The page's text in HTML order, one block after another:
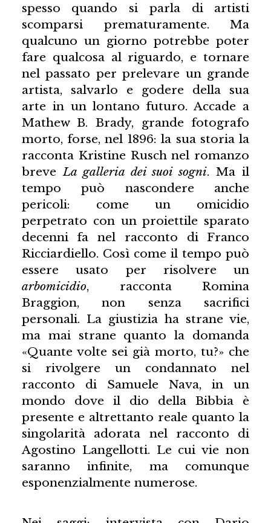
spesso quando si parla di artisti
scomparsi prematuramente. Ma
qualcuno un giorno potrebbe poter
fare qualcosa al riguardo, e tornare
nel passato per prelevare un grande
artista, salvarlo e godere della sua
arte in un lontano futuro. Accade a
Mathew B. Brady, grande fotografo
morto, forse, nel 1896: la sua storia la
racconta Kristine Rusch nel romanzo
breveLa galleria dei suoi sogni. Ma il
tempo può nascondere anche
pericoli: come un omicidio
perpetrato con un proiettile sparato
decenni fa nel racconto di Franco
Ricciardiello. Così come il tempo può
essere usato per risolvere un
arbomicidio, racconta Romina
Braggion, non senza sacrifici
personali. La giustizia ha strane vie,
ma mai strane quanto la domanda
«Quante volte sei già morto, tu?» che
si rivolgere un condannato nel
racconto di Samuele Nava, in un
mondo dove il dio della Bibbia è
presente e altrettanto reale quanto la
singolarità adorata nel racconto di
Agostino Langellotti. Le cui vie non
saranno infinite, ma comunque
esponenzialmente numerose.